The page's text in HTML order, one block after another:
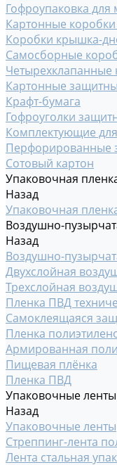
Гофроупаковка
Картонные
Коробки крышка-
Самосборные
Четырехклапанные
Картонные
Крафт-бумага
Гофроуголки
Комплектующие
Перфорированные
Сотовый картон
Упаковочная
Назад
Упаковочная
Воздушно-
Назад
Воздушно-
Двухслойная
Трехслойная
Пленка ПВД
Самоклеящаяся
Пленка
Армированная
Пищевая плёнка
Пленка ПВД
Упаковочные ленты
Назад
Упаковочные ленты
Стреппинг-лента
Лента стальная